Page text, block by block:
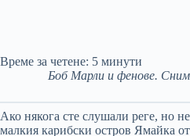
Време за четене: 5 минути
Боб Марли и фенове.
Ако някога сте слушали реге, но
малкия карибски остров Ямайка